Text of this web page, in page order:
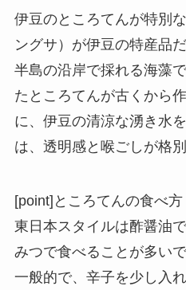
伊豆のところてんが特別
ングサ）が伊豆の特産品
半島の沿岸で採れる海藻
たところてんが古くから
に、伊豆の清涼な湧き水
は、透明感と喉ごしが格
[point]ところてんの食べ方
東日本スタイルは酢醤油
みつで食べることが多い
一般的で、辛子を少し入